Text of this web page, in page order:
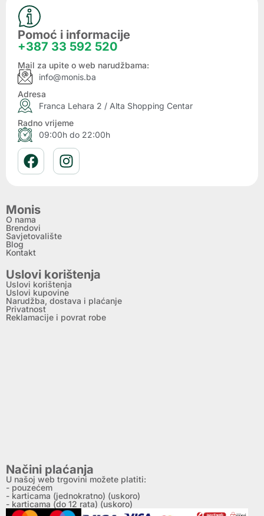
Pomoć i informacije
+387 33 592 520
Mail za upite o web narudžbama:
info@monis.ba
Adresa
Franca Lehara 2 / Alta Shopping Centar
Radno vrijeme
09:00h do 22:00h
Monis
O nama
Brendovi
Savjetovalište
Blog
Kontakt
Uslovi korištenja
Uslovi korištenja
Uslovi kupovine
Narudžba, dostava i plaćanje
Privatnost
Reklamacije i povrat robe
Načini plaćanja
U našoj web trgovini možete platiti:
- pouzećem
- karticama (jednokratno) (uskoro)
- karticama (do 12 rata) (uskoro)